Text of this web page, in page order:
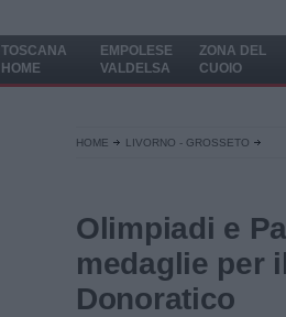
TOSCANA
HOME
EMPOLESE
VALDELSA
ZONA DEL
CUOIO
HOME LIVORNO - GROSSETO
Olimpiadi e
medaglie per
Donoratico